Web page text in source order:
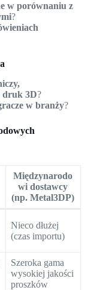
w porównaniu z
?
druk 3D?
w branży?
Międzynarodo
wi dostawcy
(np. Metal3DP)
Nieco dłużej
(czas importu)
Szeroka gama
wysokiej jakości
proszków